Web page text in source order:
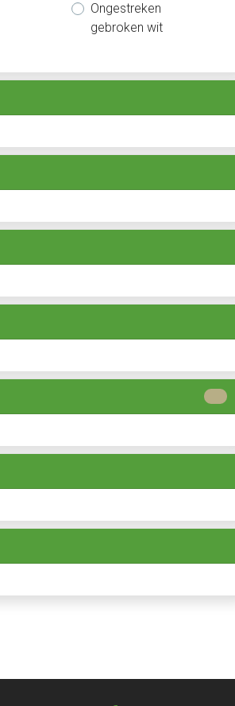
Ongestreken
gebroken wit